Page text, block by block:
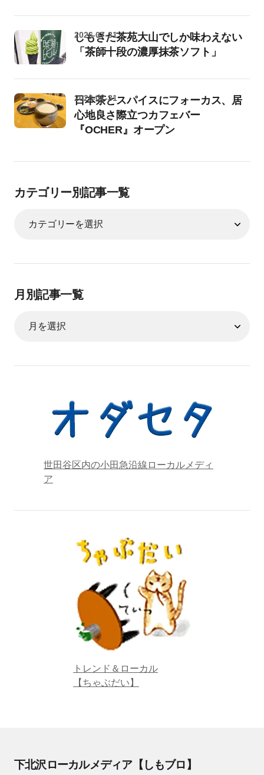
しもきた茶苑大山でしか味わえない
「茶師十段の濃厚抹茶ソフト」
2026-07-31
日本茶とスパイスにフォーカス、居
心地良さ際立つカフェバー
『OCHER』オープン
2026-07-31
カテゴリー別記事一覧
月別記事一覧
世田谷区内の小田急沿線ローカルメディ
ア
トレンド＆ローカル
【ちゃぶだい】
下北沢ローカルメディア【しもブロ】